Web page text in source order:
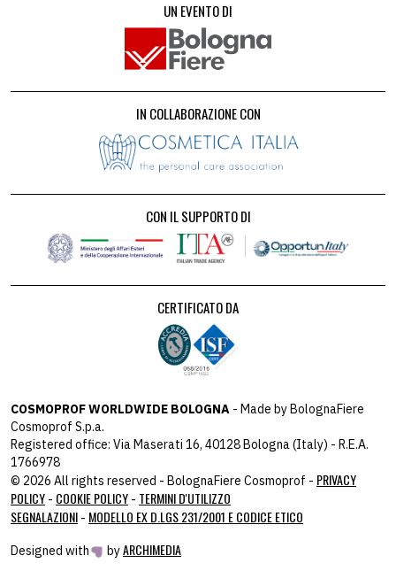
UN EVENTO DI
IN COLLABORAZIONE CON
CON IL SUPPORTO DI
CERTIFICATO DA
COSMOPROF WORLDWIDE BOLOGNA - Made by BolognaFiere
Cosmoprof S.p.a.
Registered office: Via Maserati 16, 40128 Bologna (Italy) - R.E.A.
1766978
© 2026 All rights reserved - BolognaFiere Cosmoprof - PRIVACY
POLICY - COOKIE POLICY - TERMINI D'UTILIZZO
SEGNALAZIONI - MODELLO EX D.LGS 231/2001 E CODICE ETICO
Designed with byARCHIMEDIA